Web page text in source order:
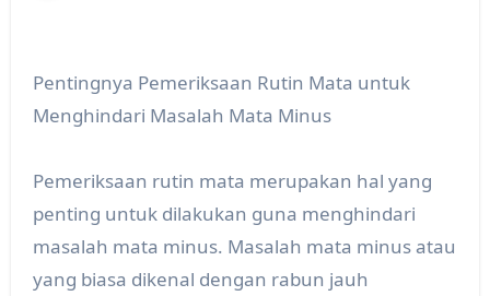
Pentingnya Pemeriksaan Rutin Mata untuk
Menghindari Masalah Mata Minus
Pemeriksaan rutin mata merupakan hal yang
penting untuk dilakukan guna menghindari
masalah mata minus. Masalah mata minus atau
yang biasa dikenal dengan rabun jauh